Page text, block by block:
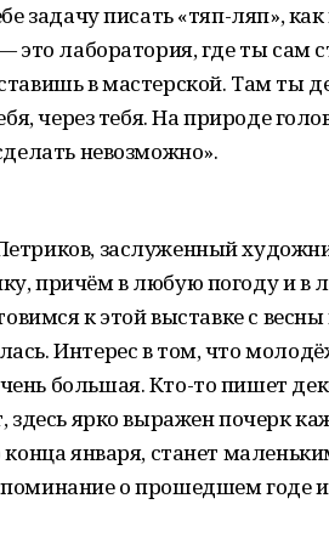
задачу писать «тяп-ляп»,
лаборатория, где ты сам
в мастерской. Там ты
через тебя. На природе
невозможно».
заслуженный
причём в любую погоду и в
к этой выставке с весны
Интерес в том, что
большая. Кто-то пишет
здесь ярко выражен почерк
конца января, станет
о прошедшем годе